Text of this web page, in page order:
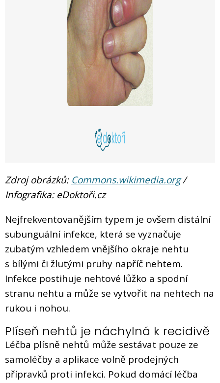
Zdroj obrázků: Commons.wikimedia.org/
Infografika: eDoktoři.cz
Nejfrekventovanějším typem je ovšem distální
subunguální infekce, která se vyznačuje
zubatým vzhledem vnějšího okraje nehtu
s bílými či žlutými pruhy napříč nehtem.
Infekce postihuje nehtové lůžko a spodní
stranu nehtu a může se vytvořit na nehtech na
rukou i nohou.
Plíseň nehtů je náchylná k recidivě
Léčba plísně nehtů může sestávat pouze ze
samoléčby a aplikace volně prodejných
přípravků proti infekci. Pokud domácí léčba